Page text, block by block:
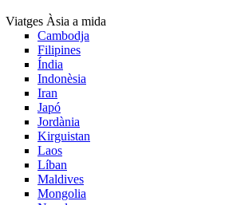
Viatges Àsia a mida
Cambodja
Filipines
Índia
Indonèsia
Iran
Japó
Jordània
Kirguistan
Laos
Líban
Maldives
Mongolia